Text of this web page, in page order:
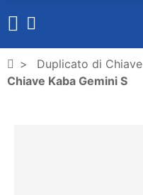
Duplicato di Chiave
Chiave Kaba Gemini S